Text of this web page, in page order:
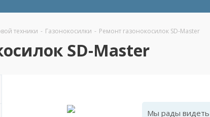
техники - Газонокосилки - Ремонт газонокосилок SD-Master
SD-Master
Мы рады видеть